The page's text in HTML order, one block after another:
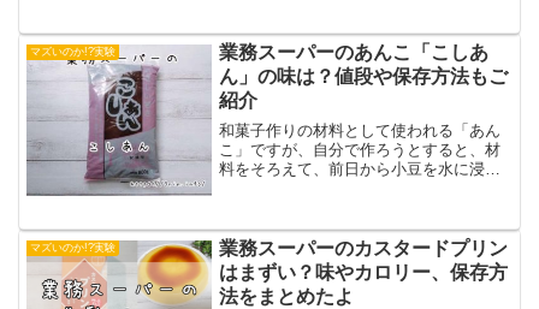
なのが、冷凍のかぼちゃ。すでにカット
されているので、好きな...
マズいのか!?実験
業務スーパーのあんこ「こしあ
ん」の味は？値段や保存方法もご
紹介
和菓子作りの材料として使われる「あん
こ」ですが、自分で作ろうとすると、材
料をそろえて、前日から小豆を水に浸し
めおいしく調理されている市販のあんこ
があれば、水ようかんや饅...
マズいのか!?実験
業務スーパーのカスタードプリン
はまずい？味やカロリー、保存方
法をまとめたよ